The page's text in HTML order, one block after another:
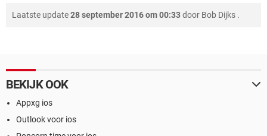
Laatste update28 september 2016 om 00:33door Bob Dijks .
BEKIJK OOK
Appxg ios
Outlook voor ios